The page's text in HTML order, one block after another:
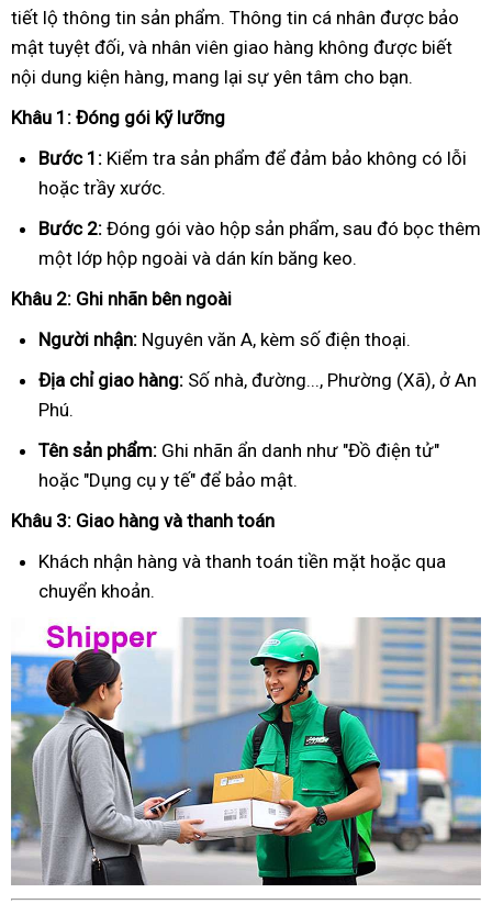
tiết lộ thông tin sản phẩm. Thông tin cá nhân được bảo
mật tuyệt đối, và nhân viên giao hàng không được biết
nội dung kiện hàng, mang lại sự yên tâm cho bạn.
Khâu 1: Đóng gói kỹ lưỡng
Bước 1: Kiểm tra sản phẩm để đảm bảo không có lỗi
hoặc trầy xước.
Bước 2: Đóng gói vào hộp sản phẩm, sau đó bọc thêm
một lớp hộp ngoài và dán kín băng keo.
Khâu 2: Ghi nhãn bên ngoài
Người nhận: Nguyên văn A, kèm số điện thoại.
Địa chỉ giao hàng: Số nhà, đường..., Phường (Xã), ở An
Phú.
Tên sản phẩm: Ghi nhãn ẩn danh như "Đồ điện tử"
hoặc "Dụng cụ y tế" để bảo mật.
Khâu 3: Giao hàng và thanh toán
Khách nhận hàng và thanh toán tiền mặt hoặc qua
chuyển khoản.